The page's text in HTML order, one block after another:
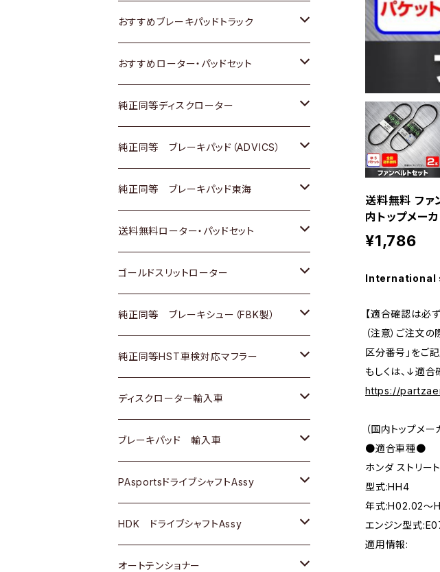
送料無料 ファ
内トップメー
¥1,786
International
【適合確認は必
（注意）ご注文の
区分番号」をご
もしくは、↓適
https://
（国内トップメ
●適合車種●
ホンダ ストリート
型式:HH4
年式:H02.02～
エンジン型式
適用情報:
いすゞ
ダイハツ
マツダ
三菱
スバル
日野
三菱ふそう
ＢＭＷ
日産
いすゞ
ダイハツ
マツダ
三菱
日野
三菱ふそう
日産
いすゞ
ダイハツ
三菱
日野
三菱ふそう
その他
ホンダ
スズキ
日産
ダイハツ
マツダ
三菱
スバル
トヨタ
ホンダ
スズキ
日産
いすゞ
ダイハツ
マツダ
三菱
スバル
おすすめブレーキパッドトラック
トヨタ
日産
いすゞ
ダイハツ
マツダ
三菱
おすすめローター・パッドセット
トヨタ
ホンダ
スズキ
日産
ダイハツ
マツダ
三菱
スバル
純正同等ディスクローター
トヨタ
ホンダ
スズキ
日産
いすゞ
ダイハツ
マツダ
三菱
スバル
ＢＥＮＺ
純正同等 ブレーキパッド（ADVICS）
トヨタ
ホンダ
スズキ
日産
ダイハツ
マツダ
三菱
スバル
純正同等 ブレーキパッド東海
トヨタ
ホンダ
日産
いすゞ
ダイハツ
マツダ
三菱
スバル
送料無料ローター・パッドセット
トヨタ
ホンダ
スズキ
日産
ダイハツ
マツダ
三菱
スバル
ゴールドスリットローター
トヨタ
ホンダ
スズキ
日産
ダイハツ
マツダ
三菱
純正同等 ブレーキシュー（FBK製）
ホンダ
スズキ
日産
ダイハツ
マツダ
三菱
純正同等HST車検対応マフラー
トヨタ
ホンダ
スズキ
日産
いすゞ
ディスクローター輸入車
ＡＵＤＩ
ＢＥＮＺ
ＢＭＷ
GOLF
ブレーキパッド 輸入車
ＢＥＮＺ
ＢＭＷ
ＷＡＧＥＮ
PAsportsドライブシャフトAssy
トヨタ
ホンダ
HDK ドライブシャフトAssy
スズキ
オートテンショナー